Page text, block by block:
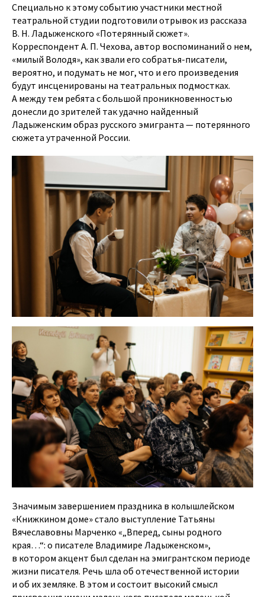
Специально к этому событию участники местной
театральной студии подготовили отрывок из рассказа
В. Н. Ладыженского «Потерянный сюжет».
Корреспондент А. П. Чехова, автор воспоминаний о нем,
«милый Володя», как звали его собратья-писатели,
вероятно, и подумать не мог, что и его произведения
будут инсценированы на театральных подмостках.
А между тем ребята с большой проникновенностью
донесли до зрителей так удачно найденный
Ладыженским образ русского эмигранта — потерянного
сюжета утраченной России.
Значимым завершением праздника в колышлейском
«Книжкином доме» стало выступление Татьяны
Вячеславовны Марченко «„Вперед, сыны родного
края…“: о писателе Владимире Ладыженском»,
в котором акцент был сделан на эмигрантском периоде
жизни писателя. Речь шла об отечественной истории
и об их земляке. В этом и состоит высокий смысл